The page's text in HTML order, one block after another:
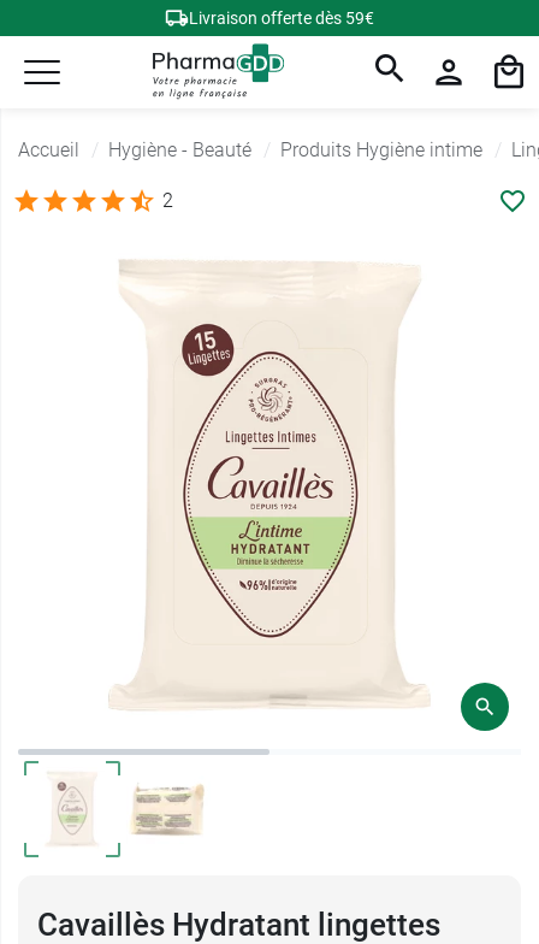
Livraison offerte dès 59€
Accueil Hygiène - Beauté Produits Hygiène intime
2
Cavaillès Hydratant lingettes